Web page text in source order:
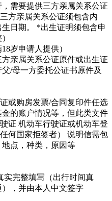
需要提供三方亲属关系公证
方亲属关系公证须包含内
日期。 *出生证明须包含申
岁申请人提供）
亲属关系公证原件或出生证
/母一方委托公证书原件及
或购房发票/合同复印件任选
的账户情况等，但此类文件
证 机动车行驶证或机动车登
何国家拒签者） 说明信需包
点，种类，原因等
实完整填写（出行时间真
，并由本人中文签字